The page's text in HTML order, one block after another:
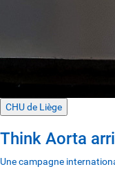
CHU de Liège
Think Aorta
Une campagne